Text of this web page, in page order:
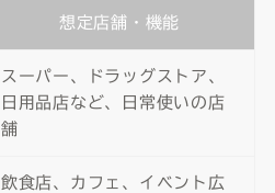
想定店舗・機能
スーパー、ドラッグストア、
日用品店など、日常使いの店
舗
飲食店、カフェ、イベント広